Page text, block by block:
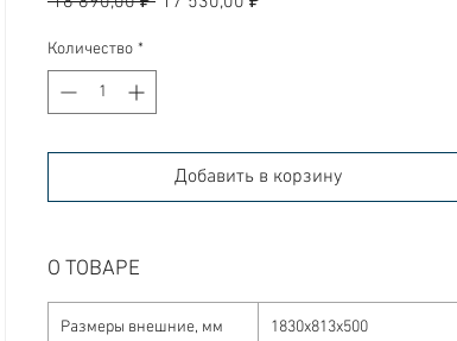
Количество *
Добавить в корзину
О ТОВАРЕ
Размеры внешние, мм
1830x813x500